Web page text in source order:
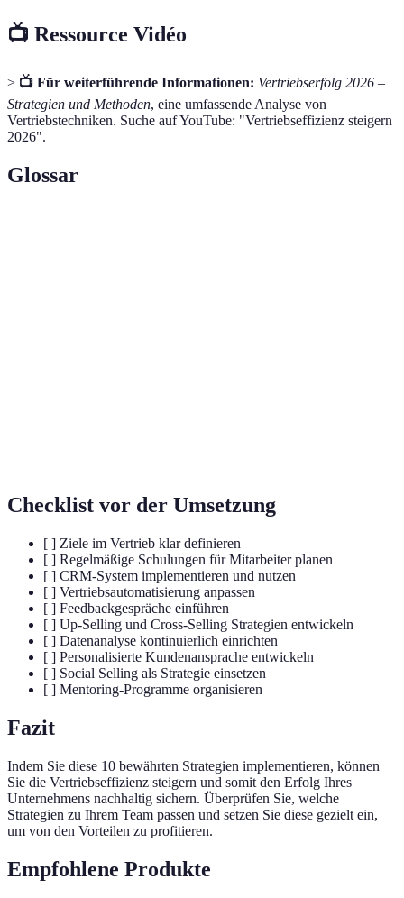
📺 Ressource Vidéo
> 📺 Für weiterführende Informationen: Vertriebserfolg 2026 –
Strategien und Methoden, eine umfassende Analyse von
Vertriebstechniken. Suche auf YouTube: "Vertriebseffizienz steigern
2026".
Glossar
Checklist vor der Umsetzung
[ ] Ziele im Vertrieb klar definieren
[ ] Regelmäßige Schulungen für Mitarbeiter planen
[ ] CRM-System implementieren und nutzen
[ ] Vertriebsautomatisierung anpassen
[ ] Feedbackgespräche einführen
[ ] Up-Selling und Cross-Selling Strategien entwickeln
[ ] Datenanalyse kontinuierlich einrichten
[ ] Personalisierte Kundenansprache entwickeln
[ ] Social Selling als Strategie einsetzen
[ ] Mentoring-Programme organisieren
Fazit
Indem Sie diese 10 bewährten Strategien implementieren, können
Sie die Vertriebseffizienz steigern und somit den Erfolg Ihres
Unternehmens nachhaltig sichern. Überprüfen Sie, welche
Strategien zu Ihrem Team passen und setzen Sie diese gezielt ein,
um von den Vorteilen zu profitieren.
Empfohlene Produkte